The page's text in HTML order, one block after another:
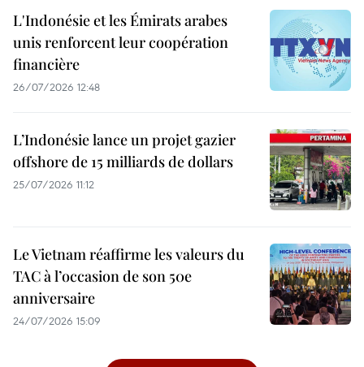
L'Indonésie et les Émirats arabes
unis renforcent leur coopération
financière
26/07/2026 12:48
L’Indonésie lance un projet gazier
offshore de 15 milliards de dollars
25/07/2026 11:12
Le Vietnam réaffirme les valeurs du
TAC à l’occasion de son 50e
anniversaire
24/07/2026 15:09